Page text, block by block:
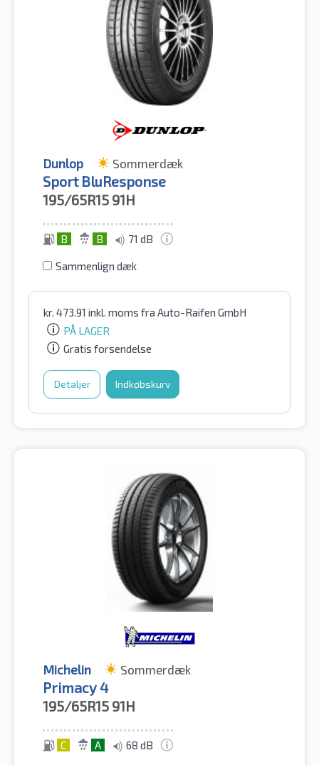
Dunlop Sommerdæk
Sport BluResponse
195/65R15 91H
B B 71 dB
Sammenlign dæk
kr. 473.91 inkl. moms fra Auto-Raifen GmbH
PÅ LAGER
Gratis forsendelse
Detaljer Indkøbskurv
Michelin Sommerdæk
Primacy 4
195/65R15 91H
C A 68 dB